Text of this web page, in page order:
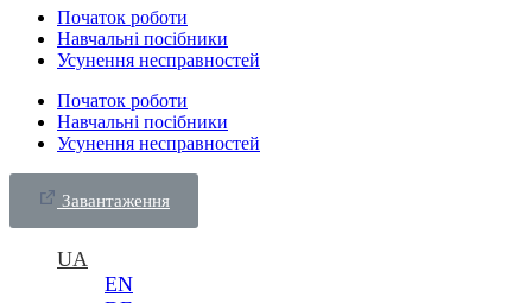
Початок роботи
Навчальні посібники
Усунення несправностей
Початок роботи
Навчальні посібники
Усунення несправностей
Завантаження
UA
EN